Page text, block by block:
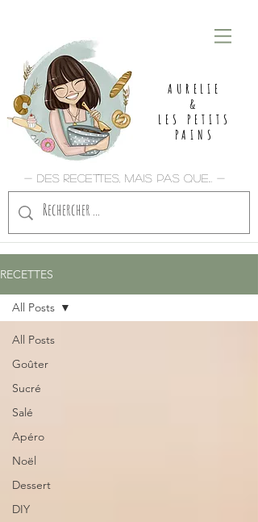
AURELIE
&
LES PETITS
PAINS
- Des recettes, mais pas que... -
RECETTES
All Posts
Goûter
Sucré
Salé
Apéro
Noël
Dessert
DIY
All Posts